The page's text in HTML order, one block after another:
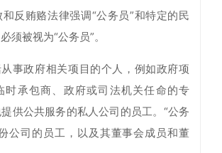
反贿赂法律强调“公务员”和特定的民
须被视为“公务员”。
事政府相关项目的个人，例如政府项
时承包商、政府或司法机关任命的专
供公共服务的私人公司的员工。“公务
公司的员工，以及其董事会成员和董